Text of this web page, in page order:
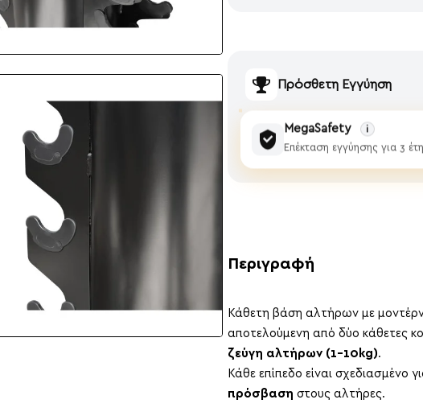
Πρόσθετη Εγγύηση
MegaSafety i
Επέκταση εγγύησης για 3 έτη
Περιγραφή
Κάθετη βάση αλτήρων με
αποτελούμενη από δύο κάθετες
ζεύγη αλτήρων (1–10kg).
Κάθε επίπεδο είναι σχεδιασμένο
πρόσβαση στους αλτήρες.